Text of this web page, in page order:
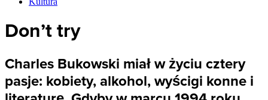
Don’t try
Charles Bukowski miał w życiu cztery
pasje: kobiety, alkohol, wyścigi konne i